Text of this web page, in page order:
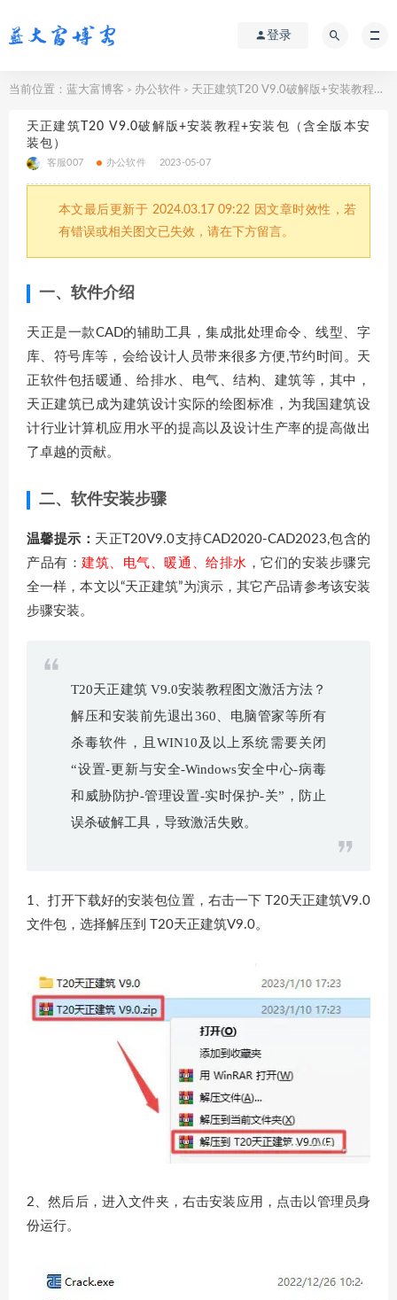
登录
当前位置： 蓝大富博客 > 办公软件 > 天正建筑T20 V9.0破解版+安装教程+安装包（含全版本安装包）
天正建筑T20 V9.0破解版+安装教程+安装包（含全版本安
装包）
客服007 办公软件 2023-05-07
本文最后更新于 2024.03.17 09:22 因文章时效性，若
有错误或相关图文已失效，请在下方留言。
一、软件介绍
天正是一款CAD的辅助工具，集成批处理命令、线型、字
库、符号库等，会给设计人员带来很多方便,节约时间。天
正软件包括暖通、给排水、电气、结构、建筑等，其中，
天正建筑已成为建筑设计实际的绘图标准，为我国建筑设
计行业计算机应用水平的提高以及设计生产率的提高做出
了卓越的贡献。
二、软件安装步骤
温馨提示： 天正T20V9.0支持CAD2020-CAD2023,包含的
产品有： 建筑、电气、暖通、给排水 ，它们的安装步骤完
全一样，本文以“天正建筑”为演示，其它产品请参考该安装
步骤安装。
T20天正建筑 V9.0安装教程图文激活方法？
解压和安装前先退出360、电脑管家等所有
杀毒软件，且WIN10及以上系统需要关闭
“设置-更新与安全-Windows安全中心-病毒
和威胁防护-管理设置-实时保护-关”，防止
误杀破解工具，导致激活失败。
1、打开下载好的安装包位置，右击一下 T20天正建筑V9.0
文件包，选择解压到 T20天正建筑V9.0。
2、然后后，进入文件夹，右击安装应用，点击以管理员身
份运行。